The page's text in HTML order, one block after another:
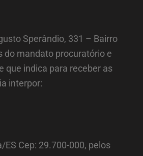
Sperândio, 331 – Bairro
do mandato procuratório e
que indica para receber as
interpor:
ES Cep: 29.700-000, pelos